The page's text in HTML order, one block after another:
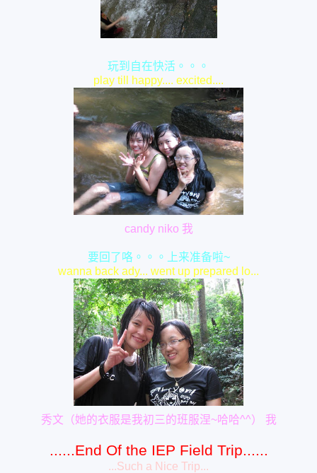
玩到自在快活。。。
play till happy.... excited....
candy niko 我
要回了咯。。。上来准备啦~
wanna back ady... went up prepared lo...
秀文（她的衣服是我初三的班服涅~哈哈^^） 我
......End Of the IEP Field Trip......
...Such a Nice Trip...